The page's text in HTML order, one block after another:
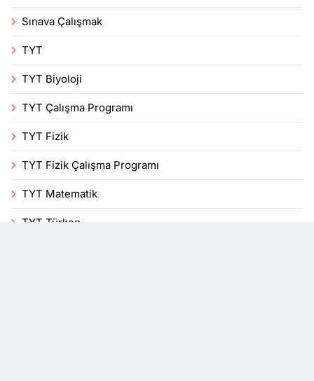
Sınava Çalışmak
TYT
TYT Biyoloji
TYT Çalışma Programı
TYT Fizik
TYT Fizik Çalışma Programı
TYT Matematik
TYT Türkçe